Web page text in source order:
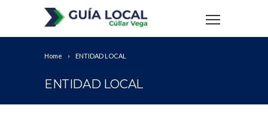
Home ENTIDAD LOCAL
ENTIDAD LOCAL